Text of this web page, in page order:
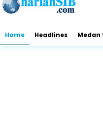
Home Headlines Medan